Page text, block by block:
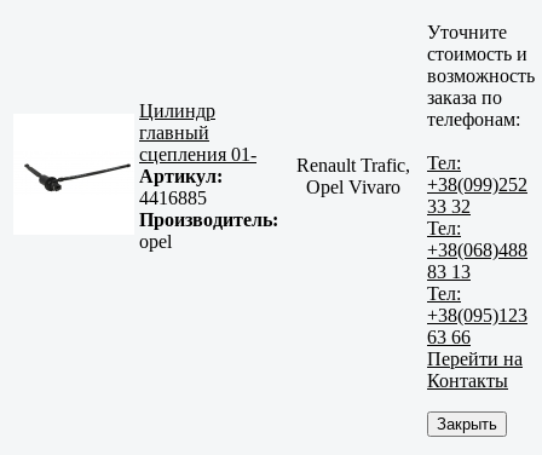
Цилиндр
главный
сцепления 01-
Артикул:
4416885
Производитель:
opel
Renault Trafic,
Opel Vivaro
Уточните
стоимость и
возможность
заказа по
телефонам:
Тел:
+38(099)252
33 32
Тел:
+38(068)488
83 13
Тел:
+38(095)123
63 66
Перейти на
Контакты
Закрыть